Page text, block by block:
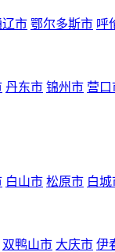
辽市 鄂尔多斯市 呼
丹东市 锦州市 营口
白山市 松原市 白城
双鸭山市 大庆市 伊